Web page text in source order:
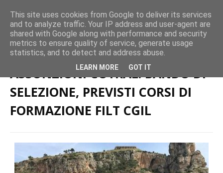
Home page Trasporto Pubblico Locale ASSUNZIONI COTRAL: BANDO
DI SELEZIONE, PREVISTI CORSI DI FORMAZIONE FILT CGIL
ASSUNZIONI COTRAL: BANDO DI
SELEZIONE, PREVISTI CORSI DI
FORMAZIONE FILT CGIL
This site uses cookies from Google to deliver its services
and to analyze traffic. Your IP address and user-agent are
shared with Google along with performance and security
metrics to ensure quality of service, generate usage
statistics, and to detect and address abuse.
LEARN MORE GOT IT